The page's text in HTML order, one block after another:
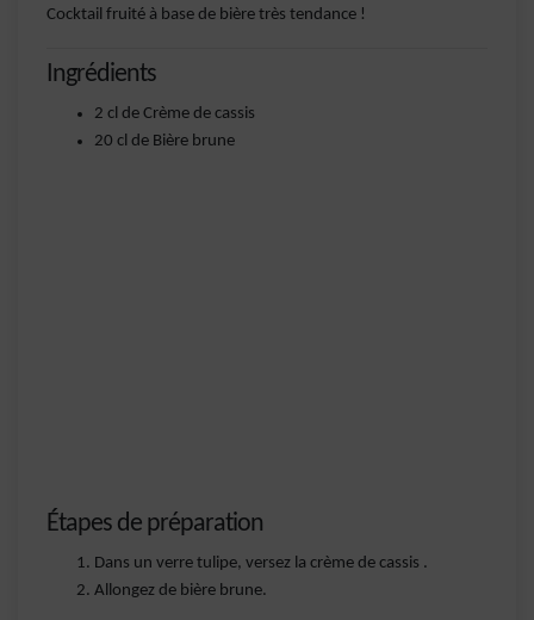
Cocktail fruité à base de bière très tendance !
Ingrédients
2 cl de Crème de cassis
20 cl de Bière brune
Étapes de préparation
Dans un verre tulipe, versez la crème de cassis .
Allongez de bière brune.